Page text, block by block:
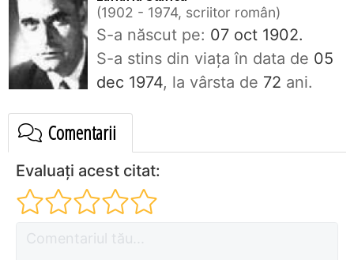
1902 - 1974, scriitor român
S-a născut pe: 07 oct 1902.
S-a stins din viaţa în data de 05
dec 1974, la vârsta de 72 ani.
Comentarii
Evaluați acest citat: